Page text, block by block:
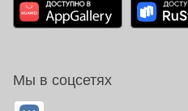
Мы в соцсетях